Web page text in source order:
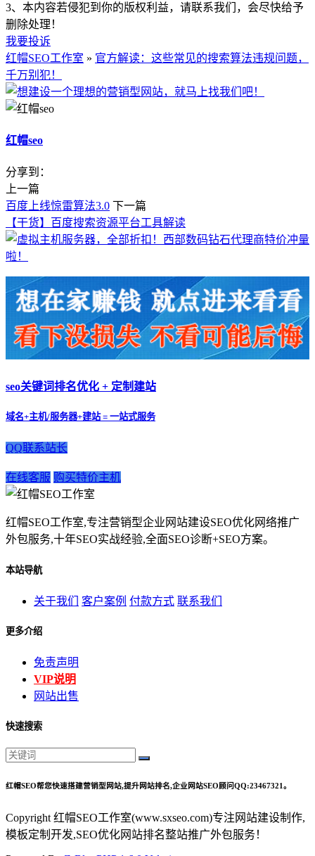
3、本内容若侵犯到你的版权利益，请联系我们，会尽快给予
删除处理！
我要投诉
红帽SEO工作室 » 官方解读：这些常见的搜索算法违规问题，
千万别犯！
红帽seo
分享到：
上一篇
百度上线惊雷算法3.0 下一篇
【干货】百度搜索资源平台工具解读
seo关键词排名优化 + 定制建站
域名+主机/服务器+建站 = 一站式服务
QQ联系站长
在线客服 购买特价主机
红帽SEO工作室,专注营销型企业网站建设SEO优化网络推广
外包服务,十年SEO实战经验,全面SEO诊断+SEO方案。
本站导航
关于我们 客户案例 付款方式 联系我们
更多介绍
免责声明
VIP说明
网站出售
快速搜索
红帽SEO帮您快速搭建营销型网站,提升网站排名,企业网站SEO顾问QQ:23467321。
Copyright 红帽SEO工作室(www.sxseo.com)专注网站建设制作,
模板定制开发,SEO优化网站排名整站推广外包服务！